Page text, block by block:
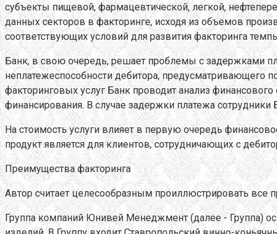
субъекты пищевой, фармацевтической, легкой,
данных секторов в факторинге, исходя из объемов
соответствующих условий для развития факторинга
Банк, в свою очередь, решает проблемы с задержками
неплатежеспособности дебитора, предусматривающего
факторинговых услуг Банк проводит анализ
финансирования. В случае задержки платежа
На стоимость услуги влияет в первую очередь
продукт является для клиентов, сотрудничающих с
Преимущества факторинга
Автор считает целесообразным проиллюстрировать все
Группа компаний Юнивей Менеджмент (далее - Группа)